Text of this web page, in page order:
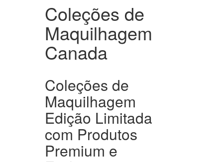
Coleções de
Maquilhagem
Canada
Coleções de
Maquilhagem
Edição Limitada
com Produtos
Premium e